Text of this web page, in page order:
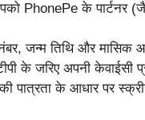
PhonePe के पार्टनर
जन्म तिथि और मासिक
के जरिए अपनी केवाईसी
पात्रता के आधार पर